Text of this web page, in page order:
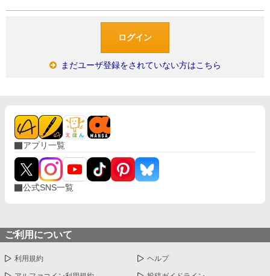
まだユーザ登録をされていない方はこちら
アプリ一覧
公式SNS一覧
ご利用について
利用規約 ヘルプ